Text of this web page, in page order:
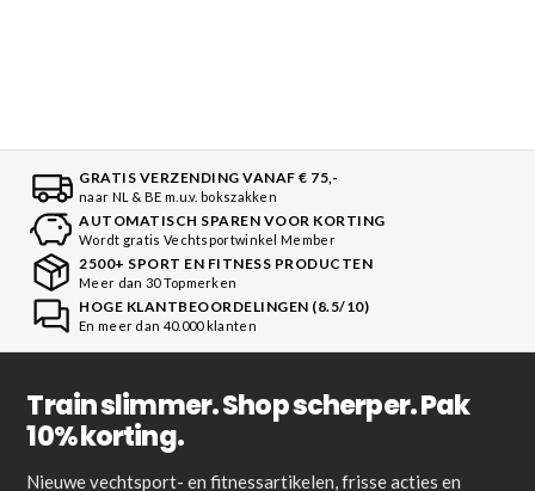
GRATIS VERZENDING VANAF € 75,-
naar NL & BE m.u.v. bokszakken
AUTOMATISCH SPAREN VOOR KORTING
Wordt gratis Vechtsportwinkel Member
2500+ SPORT EN FITNESS PRODUCTEN
Meer dan 30 Topmerken
HOGE KLANTBEOORDELINGEN (8.5/10)
En meer dan 40.000 klanten
Train slimmer. Shop scherper. Pak
10% korting.
Nieuwe vechtsport- en fitnessartikelen, frisse acties en